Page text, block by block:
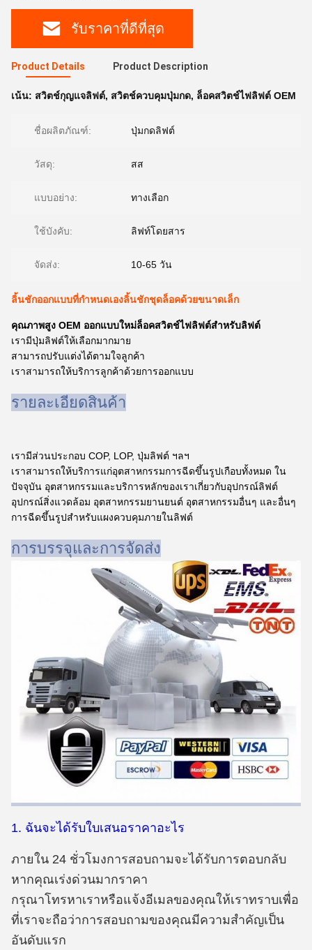
รับราคาที่ดีที่สุด
Product Details Product Description
เน้น: สวิตช์กุญแจลิฟต์, สวิตช์ควบคุมปุ่มกด, ล็อคสวิตช์ไฟลิฟต์ OEM
ชื่อผลิตภัณฑ์: ปุ่มกดลิฟต์
วัสดุ: สส
แบบอย่าง: ทางเลือก
ใช้บังคับ: ลิฟท์โดยสาร
จัดส่ง: 10-65 วัน
ลิ้นชักออกแบบที่กำหนดเองลิ้นชักชุดล็อคด้วยขนาดเล็ก
คุณภาพสูง OEM ออกแบบใหม่ล็อคสวิตช์ไฟลิฟต์สำหรับลิฟต์
เรามีปุ่มลิฟต์ให้เลือกมากมาย
สามารถปรับแต่งได้ตามใจลูกค้า
เราสามารถให้บริการลูกค้าด้วยการออกแบบ
รายละเอียดสินค้า
เรามีส่วนประกอบ COP, LOP, ปุ่มลิฟต์ ฯลฯ
เราสามารถให้บริการแก่อุตสาหกรรมการฉีดขึ้นรูปเกือบทั้งหมด ใน
ปัจจุบัน อุตสาหกรรมและบริการหลักของเราเกี่ยวกับอุปกรณ์ลิฟต์
อุปกรณ์สิ่งแวดล้อม อุตสาหกรรมยานยนต์ อุตสาหกรรมอื่นๆ และอื่นๆ
การฉีดขึ้นรูปสำหรับแผงควบคุมภายในลิฟต์
การบรรจุและการจัดส่ง
1. ฉันจะได้รับใบเสนอราคาอะไร
ภายใน 24 ชั่วโมงการสอบถามจะได้รับการตอบกลับ
หากคุณเร่งด่วนมากราคา
กรุณาโทรหาเราหรือแจ้งอีเมลของคุณให้เราทราบเพื่อ
ที่เราจะถือว่าการสอบถามของคุณมีความสำคัญเป็น
อันดับแรก